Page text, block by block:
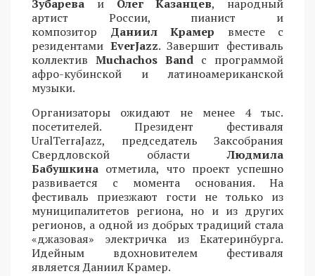
Зубарева и Олег Казанцев, народный
артист России, пианист и
композитор Даниил Крамер вместе с
резидентами EverJazz. Завершит фестиваль
коллектив Muchachos Band с программой
афро-кубинской и латиноамериканской
музыки.
Организаторы ожидают не менее 4 тыс.
посетителей. Президент фестиваля
UralTerraJazz, председатель Заксобрания
Свердловской областиЛюдмила
Бабушкина отметила, что проект успешно
развивается с момента основания. На
фестиваль приезжают гости не только из
муниципалитетов региона, но и из других
регионов, а одной из добрых традиций стала
«джазовая» электричка из Екатеринбурга.
Идейным вдохновителем фестиваля
является Даниил Крамер.